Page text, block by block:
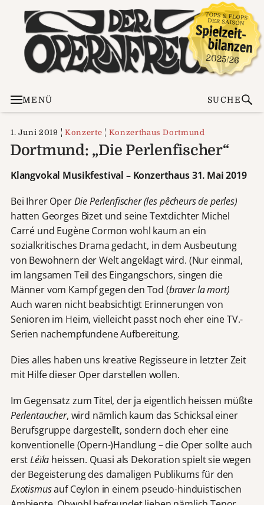
MENÜ SUCHE
1. Juni 2019 Konzerte Konzerthaus Dortmund
Dortmund: „Die Perlenfischer“
Klangvokal Musikfestival – Konzerthaus 31. Mai 2019
Bei Ihrer OperDie Perlenfischer (les pêcheurs de perles)
hatten Georges Bizet und seine Textdichter Michel
Carré und Eugène Cormon wohl kaum an ein
sozialkritisches Drama gedacht, in dem Ausbeutung
von Bewohnern der Welt angeklagt wird. (Nur einmal,
im langsamen Teil des Eingangschors, singen die
Männer vom Kampf gegen den Tod (braver la mort)
Auch waren nicht beabsichtigt Erinnerungen von
Senioren im Heim, vielleicht passt noch eher eine TV.-
Serien nachempfundene Aufbereitung.
Dies alles haben uns kreative Regisseure in letzter Zeit
mit Hilfe dieser Oper darstellen wollen.
Im Gegensatz zum Titel, der ja eigentlich heissen müßte
Perlentaucher, wird nämlich kaum das Schicksal einer
Berufsgruppe dargestellt, sondern doch eher eine
konventionelle (Opern-)Handlung – die Oper sollte auch
erstLéïla heissen. Quasi als Dekoration spielt sie wegen
der Begeisterung des damaligen Publikums für den
Exotismusauf Ceylon in einem pseudo-hinduistischen